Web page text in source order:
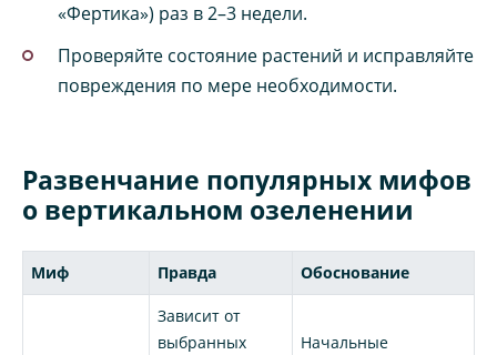
«Фертика») раз в 2–3 недели.
Проверяйте состояние растений и исправляйте
повреждения по мере необходимости.
Развенчание популярных мифов
о вертикальном озеленении
Миф Правда Обоснование
Зависит от
выбранных
Начальные